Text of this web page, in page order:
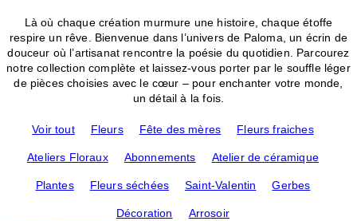
e
r
Là où chaque création murmure une histoire, chaque étoffe
respire un rêve. Bienvenue dans l’univers de Paloma, un écrin de
douceur où l’artisanat rencontre la poésie du quotidien. Parcourez
notre collection complète et laissez-vous porter par le souffle léger
de pièces choisies avec le cœur – pour enchanter votre monde,
un détail à la fois.
Voir tout Fleurs Fête des mères Fleurs fraiches
Ateliers Floraux Abonnements Atelier de céramique
Plantes Fleurs séchées Saint-Valentin Gerbes
Décoration Arrosoir